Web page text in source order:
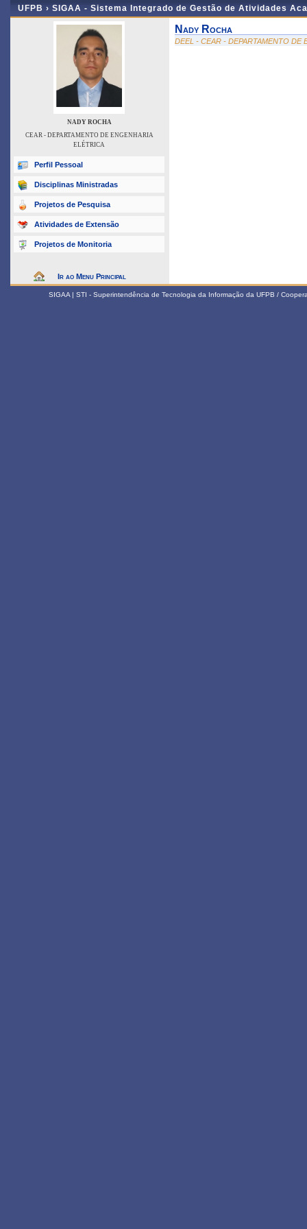
UFPB › SIGAA - Sistema Integrado de Gestão de Atividades
NADY ROCHA
CEAR - DEPARTAMENTO DE ENGENHARIA
ELÉTRICA
Perfil Pessoal
Disciplinas Ministradas
Projetos de Pesquisa
Atividades de Extensão
Projetos de Monitoria
Ir ao Menu Principal
Nady Rocha
DEEL - CEAR - DEPARTAMENTO DE
SIGAA | STI - Superintendência de Tecnologia da Informação da UFPB /